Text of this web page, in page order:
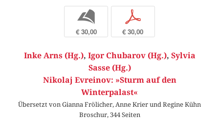
b
€ 30,00
p
€ 30,00
Inke Arns (Hg.), Igor Chubarov (Hg.), Sylvia
Sasse (Hg.)
Nikolaj Evreinov: »Sturm auf den
Winterpalast«
Übersetzt von Gianna Frölicher, Anne Krier und Regine Kühn
Broschur, 344 Seiten